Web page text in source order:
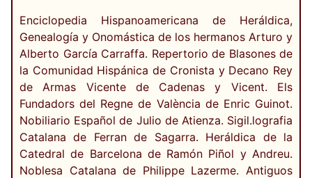
Enciclopedia Hispanoamericana de Heráldica,
Genealogía y Onomástica de los hermanos Arturo y
Alberto García Carraffa. Repertorio de Blasones de
la Comunidad Hispánica de Cronista y Decano Rey
de Armas Vicente de Cadenas y Vicent. Els
Fundadors del Regne de València de Enric Guinot.
Nobiliario Español de Julio de Atienza. Sigil.lografia
Catalana de Ferran de Sagarra. Heráldica de la
Catedral de Barcelona de Ramón Piñol y Andreu.
Noblesa Catalana de Philippe Lazerme. Antiguos